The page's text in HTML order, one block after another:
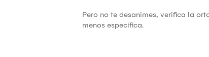
Pero no te desanimes, verifica la
menos específica.